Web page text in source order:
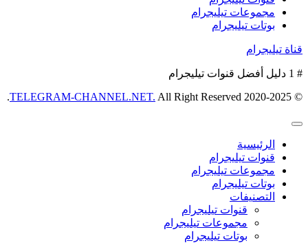
مجموعات تيليجرام
بوتات تيليجرام
قناة تيليجرام
# 1 دليل أفضل قنوات تيليجرام
© 2020-2025
TELEGRAM-CHANNEL.NET. All Right Reserved.
الرئيسية
قنوات تيليجرام
مجموعات تيليجرام
بوتات تيليجرام
التصنيفات
قنوات تيليجرام
مجموعات تيليجرام
بوتات تيليجرام